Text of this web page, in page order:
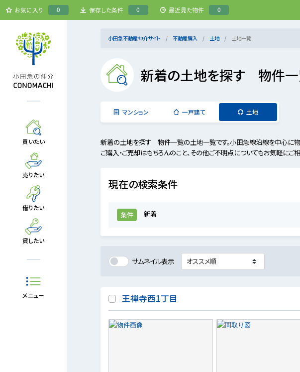
お気に入り 0 保存した条件 0 最近見た物件 0
買いたい
売りたい
借りたい
貸したい
メニュー
小田急不動産仲介サイト 不動産購入 土地 土地一覧
新着の土地を探す 物件
マンション 一戸建て 土地
新着の土地を探す 物件一覧の土地一覧です。小田急線沿線を中心に物
ご購入・ご売却はもちろんのこと、その他ご不明点についてもお気軽にご相
現在の検索条件
条件 新着
サムネイル表示
王禅寺西1丁目